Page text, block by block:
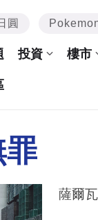
圓
投資 樓市
罪
薩爾